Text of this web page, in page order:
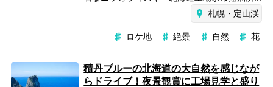
札幌・定山渓
ロケ地 絶景 自然 花
積丹ブルーの北海道の大自然を感じなが
らドライブ！夜景観賞に工場見学と盛り